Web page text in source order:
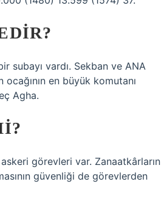
subayı vardı. Sekban ve ANA
en büyük komutanı
Agha.
görevleri var. Zanaatkârların
güvenliği de görevlerden